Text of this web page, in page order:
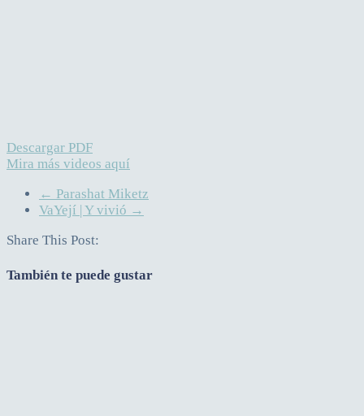
Descargar PDF
Mira más videos aquí
← Parashat Miketz
VaYejí | Y vivió →
Share This Post:
También te puede gustar